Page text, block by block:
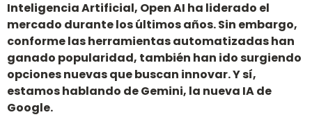
Inteligencia Artificial, Open AI ha liderado el
mercado durante los últimos años. Sin embargo,
conforme las herramientas automatizadas han
ganado popularidad, también han ido surgiendo
opciones nuevas que buscan innovar. Y sí,
estamos hablando de Gemini, la nueva IA de
Google.